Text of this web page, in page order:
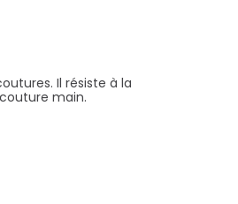
Il résiste à la
main.